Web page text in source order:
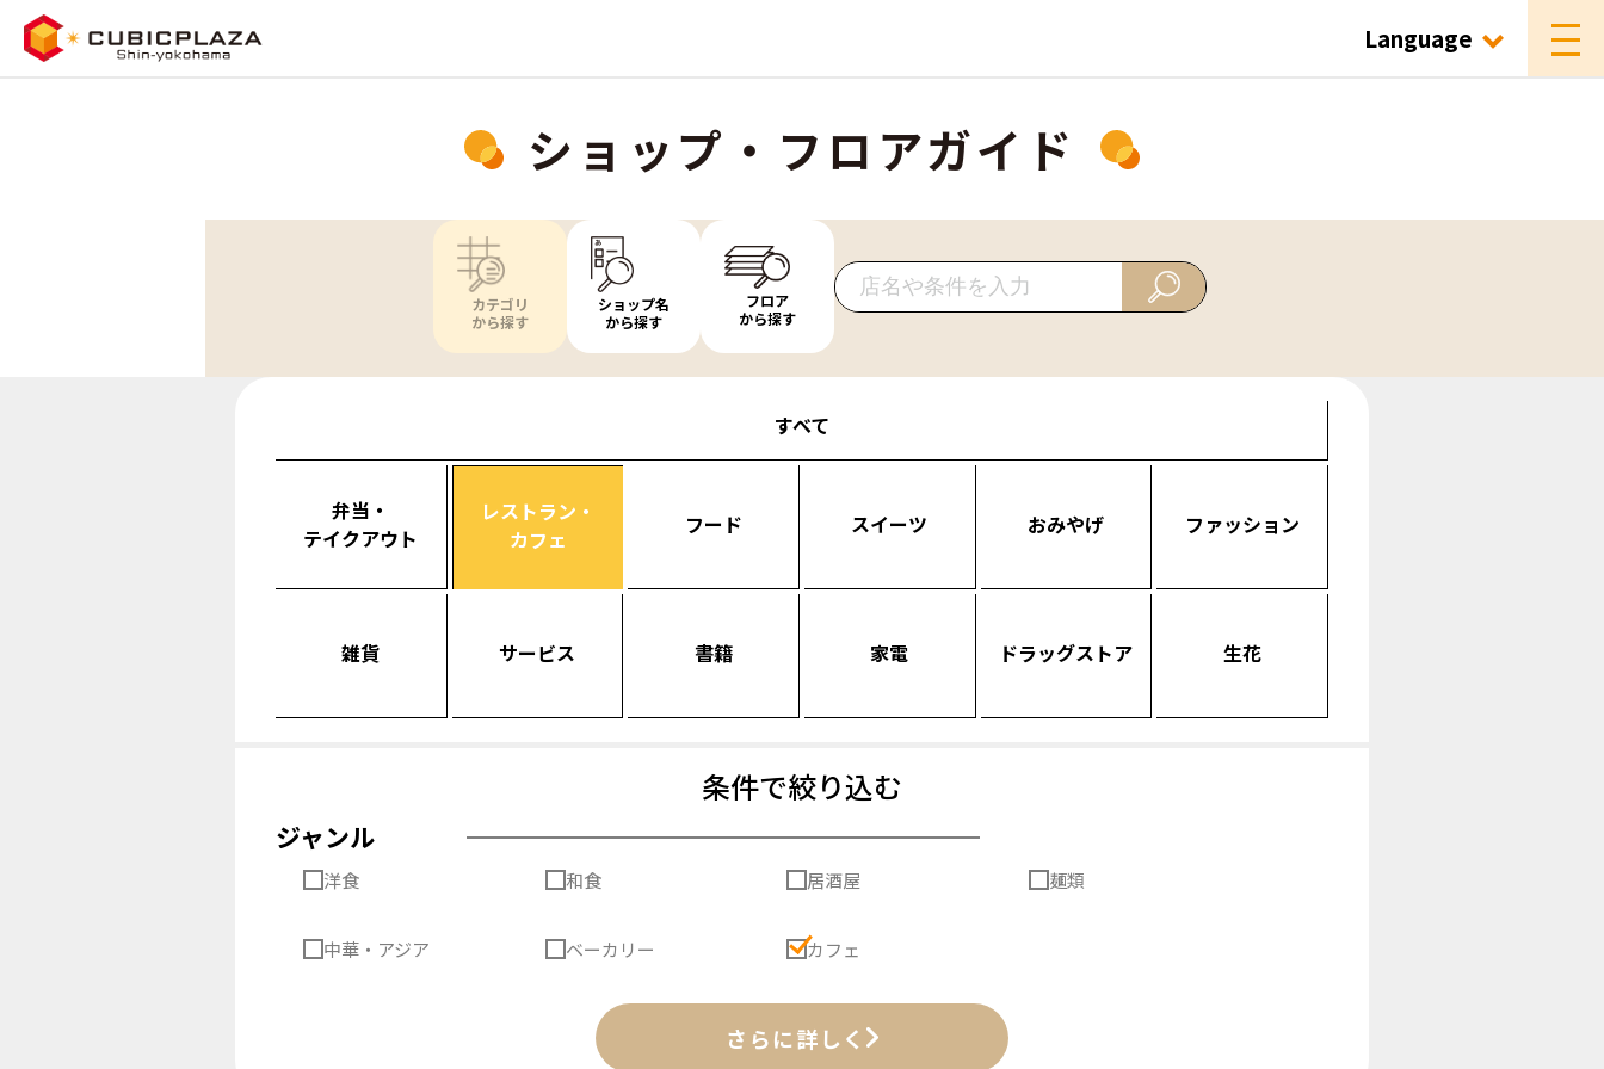
Language
ショップ・フロアガイド
カテゴリ
から探す
ショップ名
から探す
フロア
から探す
すべて
弁当・
テイクアウト
レストラン・
カフェ
フード スイーツ おみやげ ファッション
雑貨 サービス 書籍 家電 ドラッグストア 生花
条件で絞り込む
ジャンル
洋食 和食 居酒屋 麺類
中華・アジア ベーカリー カフェ
さらに詳しく